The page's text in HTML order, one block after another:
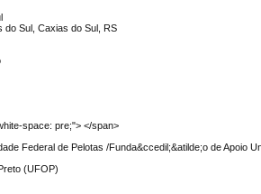
do Sul, Caxias do Sul, RS
space: pre;"> </span>
Federal de Pelotas /Funda&ccedil;&atilde;o de Apoio
(UFOP)